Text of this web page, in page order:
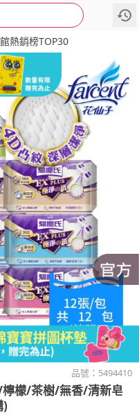
熱銷榜TOP30
品號： 5494410
檬/茶樹/無香/清新皂
)